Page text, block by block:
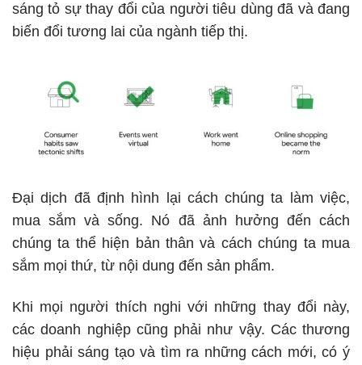
sáng tỏ sự thay đổi của người tiêu dùng đã và đang
biến đổi tương lai của ngành tiếp thị.
Đại dịch đã định hình lại cách chúng ta làm việc,
mua sắm và sống. Nó đã ảnh hưởng đến cách
chúng ta thể hiện bản thân và cách chúng ta mua
sắm mọi thứ, từ nội dung đến sản phẩm.
Khi mọi người thích nghi với những thay đổi này,
các doanh nghiệp cũng phải như vậy. Các thương
hiệu phải sáng tạo và tìm ra những cách mới, có ý